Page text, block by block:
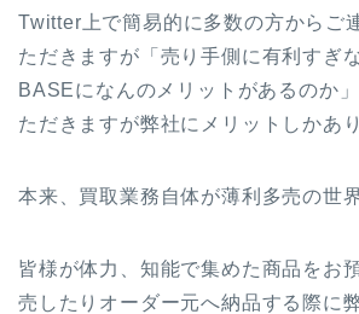
Twitter上で簡易的に多数の方からご
ただきますが「売り手側に有利すぎ
BASEになんのメリットがあるのか
ただきますが弊社にメリットしかあ
本来、買取業務自体が薄利多売の世
皆様が体力、知能で集めた商品をお
売したりオーダー元へ納品する際に